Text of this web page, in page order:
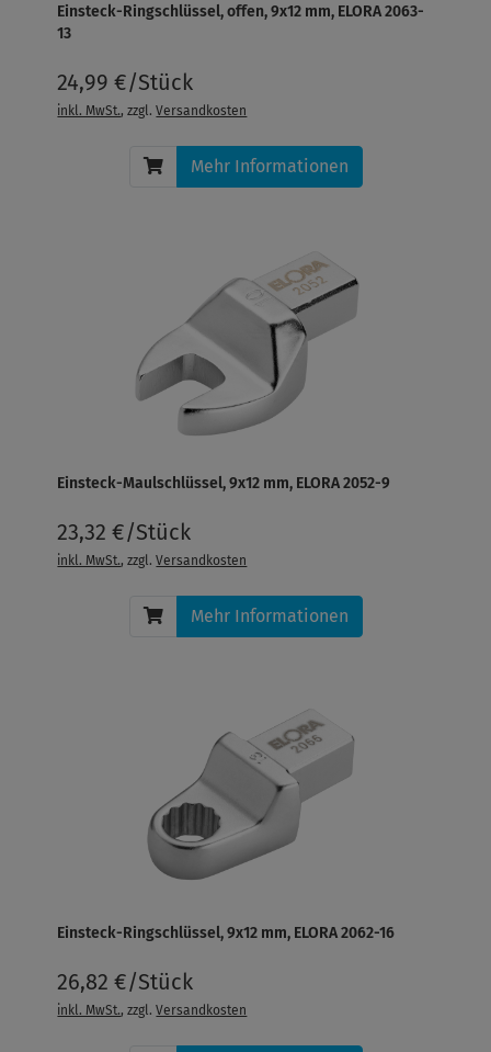
Einsteck-Ringschlüssel, offen, 9x12 mm, ELORA 2063-
13
24,99 €/Stück
inkl. MwSt., zzgl.Versandkosten
Mehr Informationen
Einsteck-Maulschlüssel, 9x12 mm, ELORA 2052-9
23,32 €/Stück
inkl. MwSt., zzgl.Versandkosten
Mehr Informationen
Einsteck-Ringschlüssel, 9x12 mm, ELORA 2062-16
26,82 €/Stück
inkl. MwSt., zzgl.Versandkosten